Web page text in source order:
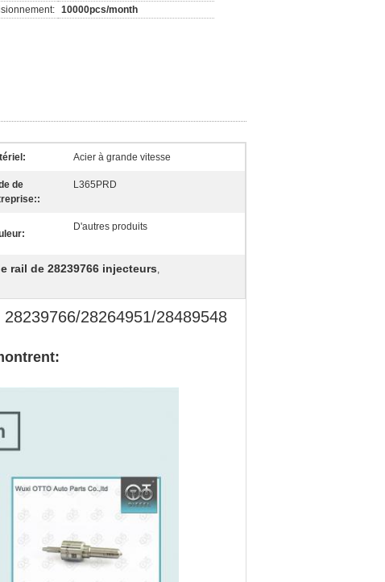
10000pcs/month
Acier à grande vitesse
de
L365PRD
D'autres produits
rail de 28239766 injecteurs,
28264951/28489548